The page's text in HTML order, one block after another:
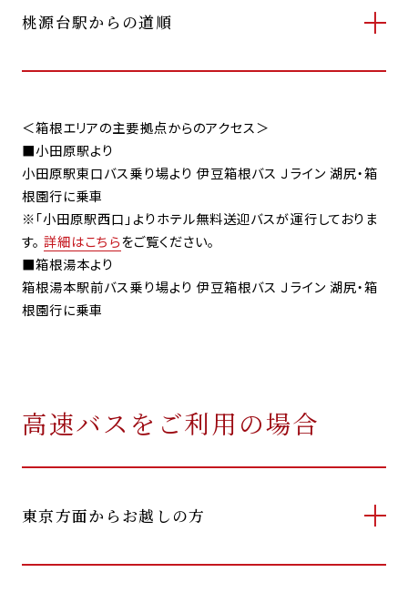
桃源台駅からの道順
＜箱根エリアの主要拠点からのアクセス＞
■小田原駅より
小田原駅東口バス乗り場より 伊豆箱根バス Ｊライン 湖尻・箱
根園行に乗車
※「小田原駅西口」よりホテル無料送迎バスが運行しておりま
す。詳細はこちらをご覧ください。
■箱根湯本より
箱根湯本駅前バス乗り場より 伊豆箱根バス Ｊライン 湖尻・箱
根園行に乗車
高速バスをご利用の場合
東京方面からお越しの方